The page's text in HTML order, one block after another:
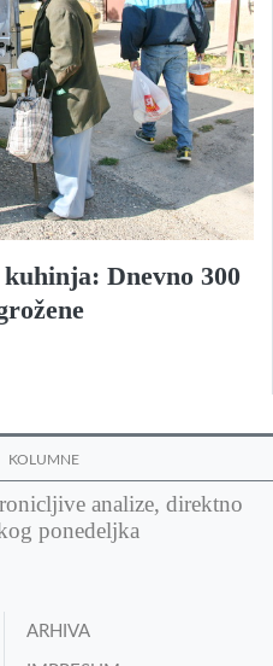
Dnevno 300
KOLUMNE
analize, direktno
ponedeljka
ARHIVA